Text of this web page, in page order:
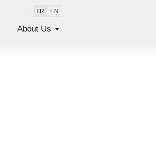
FR EN
About Us